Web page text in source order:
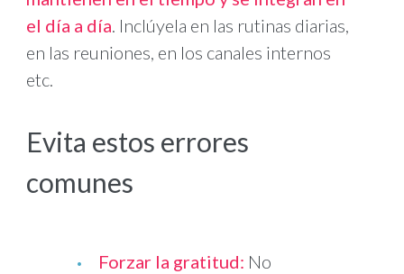
el día a día. Inclúyela en las rutinas diarias,
en las reuniones, en los canales internos
etc.
Evita estos errores
comunes
Forzar la gratitud: No